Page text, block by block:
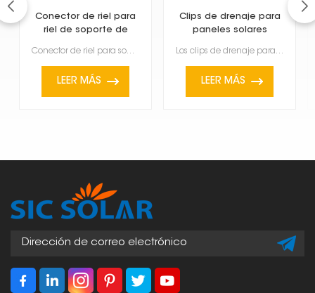
Conector de riel para
riel de soporte de
Conector de riel para soporte de tierra solar. El riel es fundamental. Conecta dos secciones de riel...
LEER MÁS
Clips de drenaje para
paneles solares
Los clips de drenaje para paneles solares son pequeños pero útiles, ya que ayudan a eliminar el agua...
LEER MÁS